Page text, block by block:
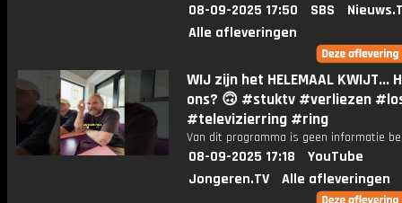
08-09-2025 17:50 SBS
Alle afleveringen
WIJ zijn het HELEMAAL KWIJT...
ons? 🙃 #stuktv #verliezen
#televizierring #ring
Van dit programma is geen informatie
08-09-2025 17:18
YouTube
Jongeren.TV
Alle afleveringen